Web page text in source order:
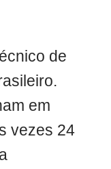
de
em
vezes 24